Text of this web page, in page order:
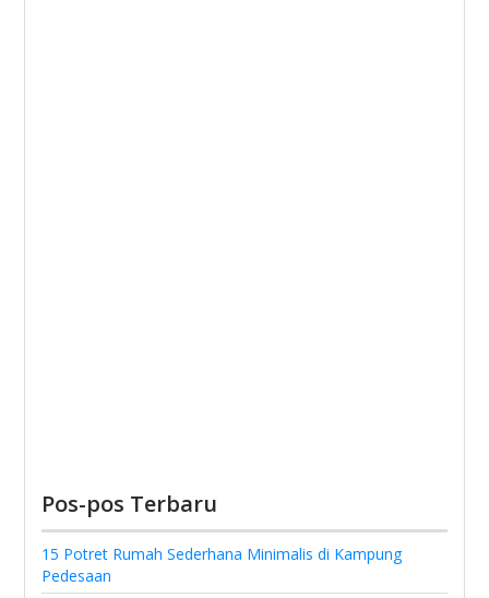
Pos-pos Terbaru
15 Potret Rumah Sederhana Minimalis di Kampung
Pedesaan